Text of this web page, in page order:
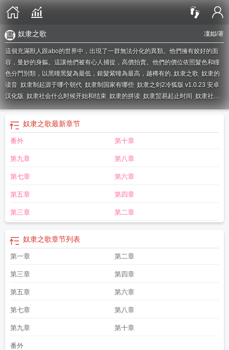
凜姒/著
奴隶之歌
這個充滿獸人跟abo的世界中，出現了一群無法分化的異類。他們擁有姣好的面
容，曼妙的身軀。這讓他們被有心人捕捉，高價拍賣。他們的價位依照髮色和瞳
色分門別類，以黑曈黑髮為最低，銀髮紫曈為最高，越稀有的..奴隶之歌 奴隶的
读音 奴隶制起源于哪个朝代 奴隶制国家有哪些 奴隶之剑2冷狐版 v1.0.23 安卓
汉化版 奴隶社会什么时候开始和结束 奴隶的拼读 奴隶贸易起止时间 奴隶社会
和封建社会的时间分界点奴隶制结束于哪个朝代奴隶制和封建制区别奴隶纹身
图案所代表的意思
奴隶制瓦解时期是什么时候
尔微魔改3.0冷狐攻略
和封建社会的区别
奴隶制是什么
文单词奴隶制生产关系特点 奴隶处于什么样的社会地位
隶制五刑是指
奴隶社会时期是指什么历史时期
奴隶之歌最新章节
番外 第十章
第九章 第八章
第七章 第六章
第五章 第四章
第三章 第二章
奴隶之歌章节列表
第一章 第二章
第三章 第四章
第五章 第六章
第七章 第八章
第九章 第十章
番外